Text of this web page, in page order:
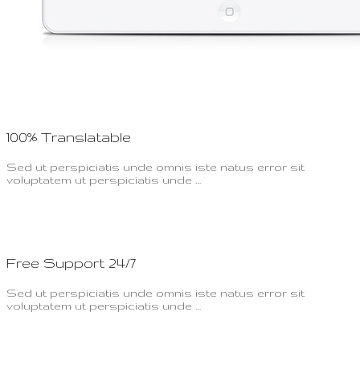
100% Translatable
Sed ut perspiciatis unde omnis iste natus error sit
voluptatem ut perspiciatis unde …
Free Support 24/7
Sed ut perspiciatis unde omnis iste natus error sit
voluptatem ut perspiciatis unde …